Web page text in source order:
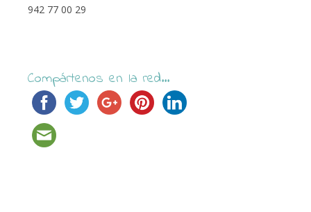
942 77 00 29
Compártenos en la red...